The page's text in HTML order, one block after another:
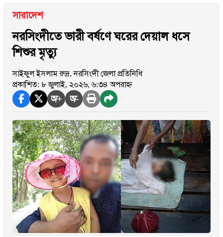
সারাদেশ
নরসিংদীতে ভারী বর্ষণে ঘরের দেয়াল ধসে
শিশুর মৃত্যু
সাইফুল ইসলাম রুদ্র, নরসিংদী জেলা প্রতিনিধি
প্রকাশিত: ৮ জুলাই, ২০২৬, ৬:৩৪ অপরাহ্ন
অ+ অ-